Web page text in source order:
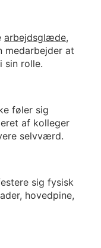
arbejdsglæde,
at
sin rolle.
føler sig
af kolleger
selvværd.
sig fysisk
hovedpine,